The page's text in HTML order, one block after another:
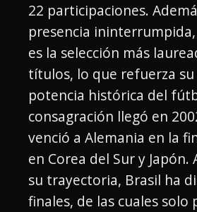
22 participaciones.
presencia
es la selección más
títulos, lo que refuerza
potencia histórica del
consagración llegó en
venció a Alemania en la
en Corea del Sur y Japón.
su trayectoria, Brasil ha
finales, de las cuales solo